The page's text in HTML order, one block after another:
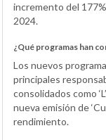
incremento del
2024.
¿Qué programas han
Los nuevos
principales
consolidados como
nueva emisión de
rendimiento.